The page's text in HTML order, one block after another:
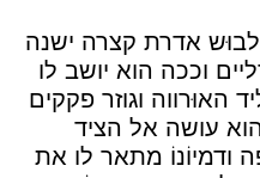
לבוּש אדרת קצרה ישנה
וככה הוא יושב לו
האוּרווה וגוזר פקקים
עושה אל הציד
ודמיוֹנוֹ מתאר לו את